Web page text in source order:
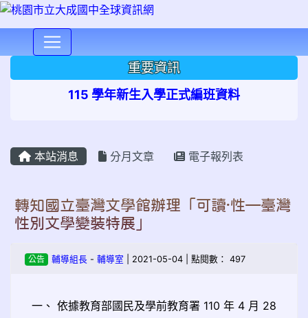
重要資訊
115 學年新生入學正式編班資料
本站消息 分月文章 電子報列表
轉知國立臺灣文學館辦理「可讀·性—臺灣
性別文學變裝特展」
公告 輔導組長- 輔導室 | 2021-05-04 | 點閱數： 497
一、 依據教育部國民及學前教育署 110 年 4 月 28